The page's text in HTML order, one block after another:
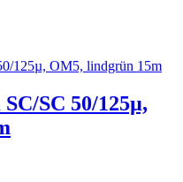
SC 50/125µ,